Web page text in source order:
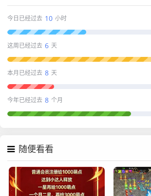
今日已经过去 10 小时
这周已经过去 6 天
本月已经过去 8 天
今年已经过去 8 个月
随便看看